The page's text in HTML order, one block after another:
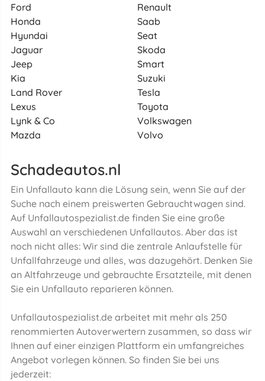
Ford
Honda
Hyundai
Jaguar
Jeep
Kia
Land Rover
Lexus
Lynk & Co
Mazda
Renault
Saab
Seat
Skoda
Smart
Suzuki
Tesla
Toyota
Volkswagen
Volvo
Schadeautos.nl
Ein Unfallauto kann die Lösung sein, wenn Sie auf der
Suche nach einem preiswerten Gebrauchtwagen sind.
Auf Unfallautospezialist.de finden Sie eine große
Auswahl an verschiedenen Unfallautos. Aber das ist
noch nicht alles: Wir sind die zentrale Anlaufstelle für
Unfallfahrzeuge und alles, was dazugehört. Denken Sie
an Altfahrzeuge und gebrauchte Ersatzteile, mit denen
Sie ein Unfallauto reparieren können.
Unfallautospezialist.de arbeitet mit mehr als 250
renommierten Autoverwertern zusammen, so dass wir
Ihnen auf einer einzigen Plattform ein umfangreiches
Angebot vorlegen können. So finden Sie bei uns
jederzeit: